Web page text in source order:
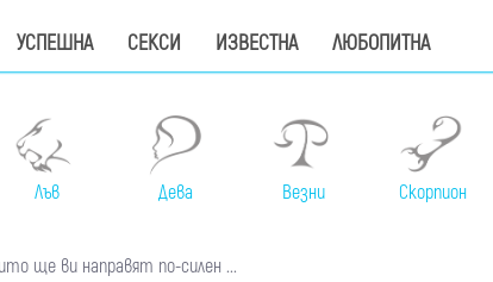
УСПЕШНА СЕКСИ ИЗВЕСТНА ЛЮБОПИТНА
Лъв Дева Везни Скорпион
ще ви направят по-силен ...